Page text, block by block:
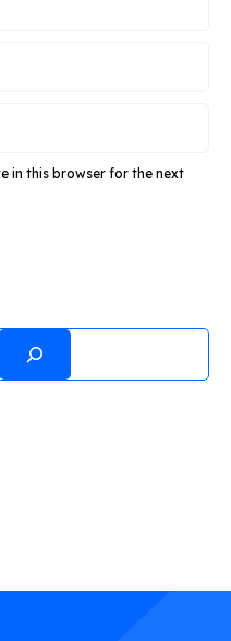
in this browser for the next